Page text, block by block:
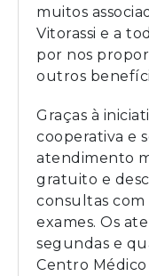
muitos
Vitorassi e a
por nos
outros
Graças à
cooperativa e
atendimento
gratuito e
consultas com
exames. Os
segundas e
Centro